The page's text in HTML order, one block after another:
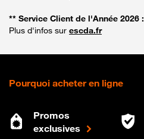
** Service Client de l'Année 2026 :
Plus d'infos sur escda.fr
Pourquoi acheter en ligne
Promos
exclusives